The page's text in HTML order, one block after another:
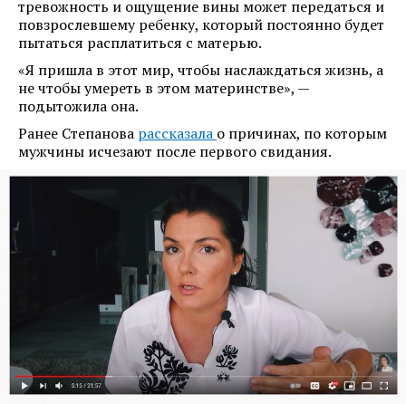
тревожность и ощущение вины может передаться и
повзрослевшему ребенку, который постоянно будет
пытаться расплатиться с матерью.
«Я пришла в этот мир, чтобы наслаждаться жизнь, а
не чтобы умереть в этом материнстве», —
подытожила она.
Ранее Степанова рассказала о причинах, по которым
мужчины исчезают после первого свидания.